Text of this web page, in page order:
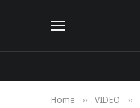
Home » VIDEO »